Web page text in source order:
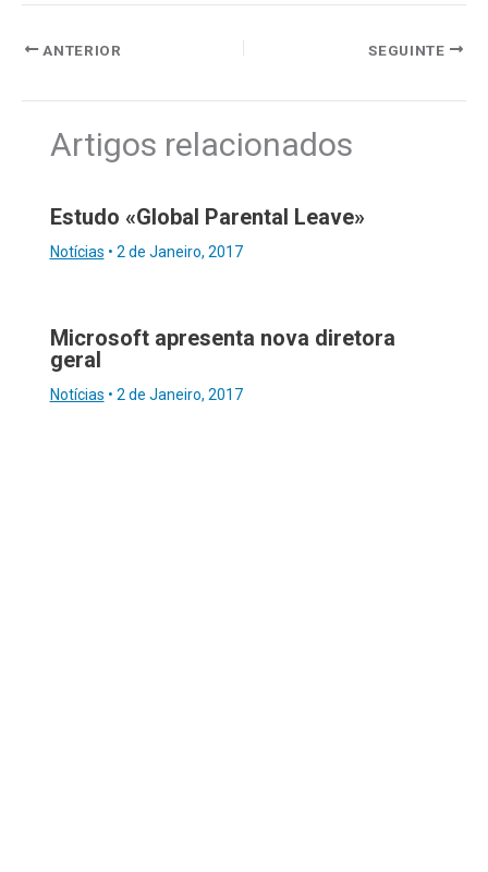
ANTERIOR SEGUINTE
Artigos relacionados
Estudo «Global Parental Leave»
Notícias • 2 de Janeiro, 2017
Microsoft apresenta nova diretora
geral
Notícias • 2 de Janeiro, 2017